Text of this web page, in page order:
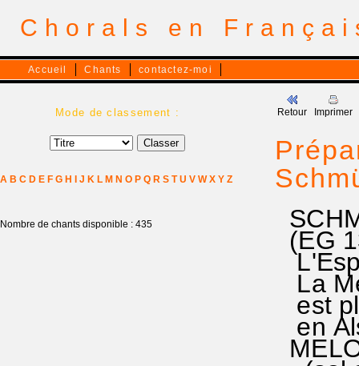
Chorals en
Accueil Chants contactez-moi
Mode de classement :
A B C D E F G H J K L M N O P Q R S T U V W X Y Z
Nombre de chants disponible : 435
Retour Imprimer
(EG
La
est
en